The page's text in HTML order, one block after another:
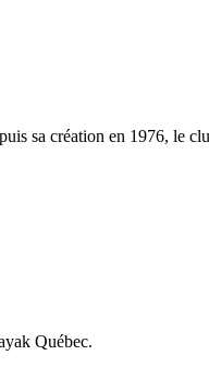
sa création en 1976, le
Québec.